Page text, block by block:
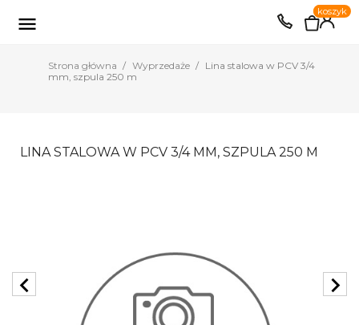
EUR PLN

0
koszyk
Strona główna Wyprzedaże
Lina stalowa w PCV 3/4
mm, szpula 250 m
LINA STALOWA W PCV 3/4 MM, SZPULA 250 M
chevron_left chevron_right